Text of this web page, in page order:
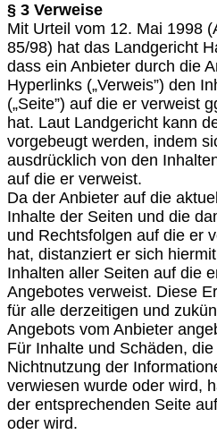
§ 3 Verweise
Mit Urteil vom 12. Mai 1998
85/98) hat das Landgericht
dass ein Anbieter durch die
Hyperlinks („Verweis”) den
(„Seite”) auf die er verweist
hat. Laut Landgericht kann
vorgebeugt werden, indem
ausdrücklich von den
auf die er verweist.
Da der Anbieter auf die
Inhalte der Seiten und die
und Rechtsfolgen auf die er
hat, distanziert er sich
Inhalten aller Seiten auf die
Angebotes verweist. Diese
für alle derzeitigen und
Angebots vom Anbieter
Für Inhalte und Schäden,
Nichtnutzung der
verwiesen wurde oder wird,
der entsprechenden Seite
oder wird.